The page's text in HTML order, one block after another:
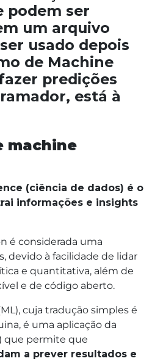
podem ser
um arquivo
usado depois
de Machine
predições
está à
machine
(ciência de dados) é o
informações e insights
é considerada uma
devido à facilidade de lidar
e quantitativa, além de
e de código aberto.
cuja tradução simples é
é uma aplicação da
que permite que
a prever resultados e